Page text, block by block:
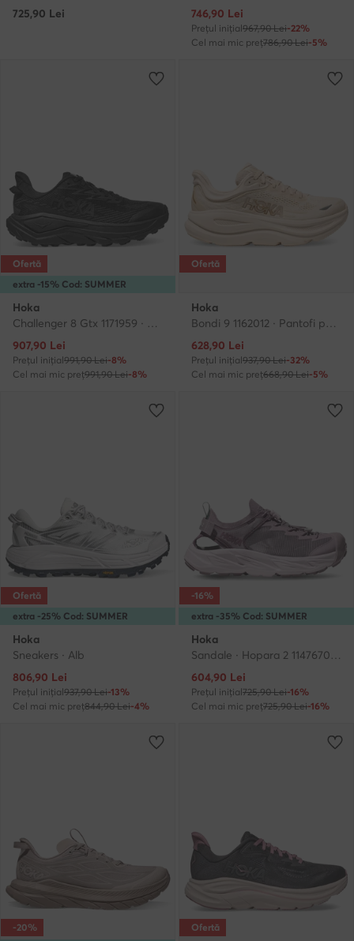
725,90 Lei
Prețul actual
746,90 Lei
Prețul inițial967,90 Lei-22%
Cel mai mic preț786,90 Lei-5%
extra -15% Cod: SUMMER
Ofertă
Hoka
Challenger 8 Gtx 1171959 · Pantofi pentru alergare
Prețul actual
907,90 Lei
Prețul inițial991,90 Lei-8%
Cel mai mic preț991,90 Lei-8%
Ofertă
Hoka
Bondi 9 1162012 · Pantofi pentru alergare
Prețul actual
628,90 Lei
Prețul inițial937,90 Lei-32%
Cel mai mic preț668,90 Lei-5%
extra -25% Cod: SUMMER
Ofertă
Hoka
Sneakers · Alb
Prețul actual
806,90 Lei
Prețul inițial937,90 Lei-13%
Cel mai mic preț844,90 Lei-4%
extra -35% Cod: SUMMER
-16%
Hoka
Sandale · Hopara 2 1147670 · Violet
Prețul actual
604,90 Lei
Prețul inițial725,90 Lei-16%
Cel mai mic preț725,90 Lei-16%
-20% Ofertă